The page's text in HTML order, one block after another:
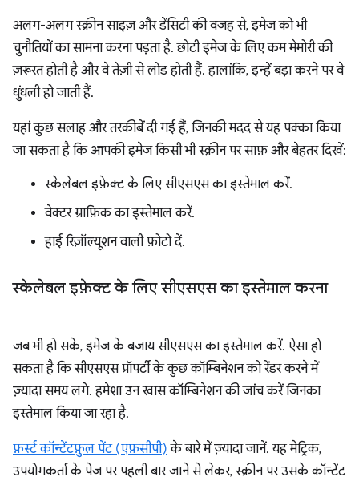
अलग-अलग स्क्रीन साइज़ और डेंसिटी की वजह से, इमेज को भी
चुनौतियों का सामना करना पड़ता है. छोटी इमेज के लिए कम मेमोरी की
ज़रूरत होती है और वे तेज़ी से लोड होती हैं. हालांकि, इन्हें बड़ा करने पर वे
धुंधली हो जाती हैं.
यहां कुछ सलाह और तरकीबें दी गई हैं, जिनकी मदद से यह पक्का किया
जा सकता है कि आपकी इमेज किसी भी स्क्रीन पर साफ़ और बेहतर दिखें:
स्केलेबल इफ़ेक्ट के लिए सीएसएस का इस्तेमाल करें.
वेक्टर ग्राफ़िक का इस्तेमाल करें.
हाई रिज़ॉल्यूशन वाली फ़ोटो दें.
स्केलेबल इफ़ेक्ट के लिए सीएसएस का इस्तेमाल करना
जब भी हो सके, इमेज के बजाय सीएसएस का इस्तेमाल करें. ऐसा हो
सकता है कि सीएसएस प्रॉपर्टी के कुछ कॉम्बिनेशन को रेंडर करने में
ज़्यादा समय लगे. हमेशा उन खास कॉम्बिनेशन की जांच करें जिनका
इस्तेमाल किया जा रहा है.
फ़र्स्ट कॉन्टेंटफ़ुल पेंट (एफ़सीपी) के बारे में ज़्यादा जानें. यह मेट्रिक,
उपयोगकर्ता के पेज पर पहली बार जाने से लेकर, स्क्रीन पर उसके कॉन्टेंट